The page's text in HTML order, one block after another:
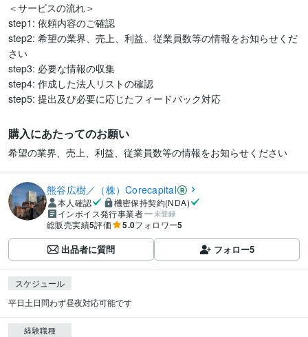
＜サービスの流れ＞
step1: 依頼内容のご確認
step2: 希望の業界、売上、利益、従業員数等の情報をお知らせくだ
さい
step3: 必要な情報の収集
step4: 作成した法人リストの確認
step5: 提出及び必要に応じたフィードバック対応
購入にあたってのお願い
希望の業界、売上、利益、従業員数等の情報をお知らせください
熊谷広樹／（株）Corecapital
本人確認
機密保持契約(NDA)
インボイス発行事業者
未登録
総販売実績5評価 5.0フォロワー5
出品者に質問 フォロー5
スケジュール
平日土日問わず昼夜対応可能です
経験職種